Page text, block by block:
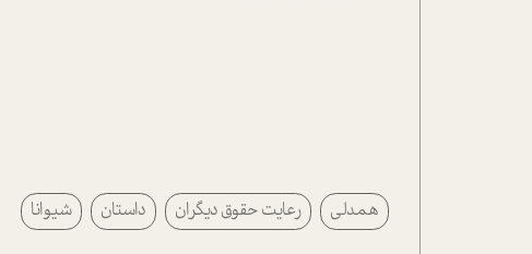
همدلی رعایت حقوق دیگران داستان شیوانا